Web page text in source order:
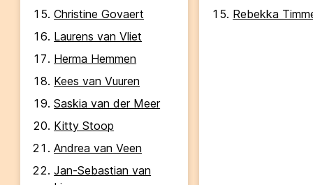
Christine Govaert
Laurens van Vliet
Herma Hemmen
Kees van Vuuren
Saskia van der Meer
Kitty Stoop
Andrea van Veen
Jan-Sebastian van
Rebekka